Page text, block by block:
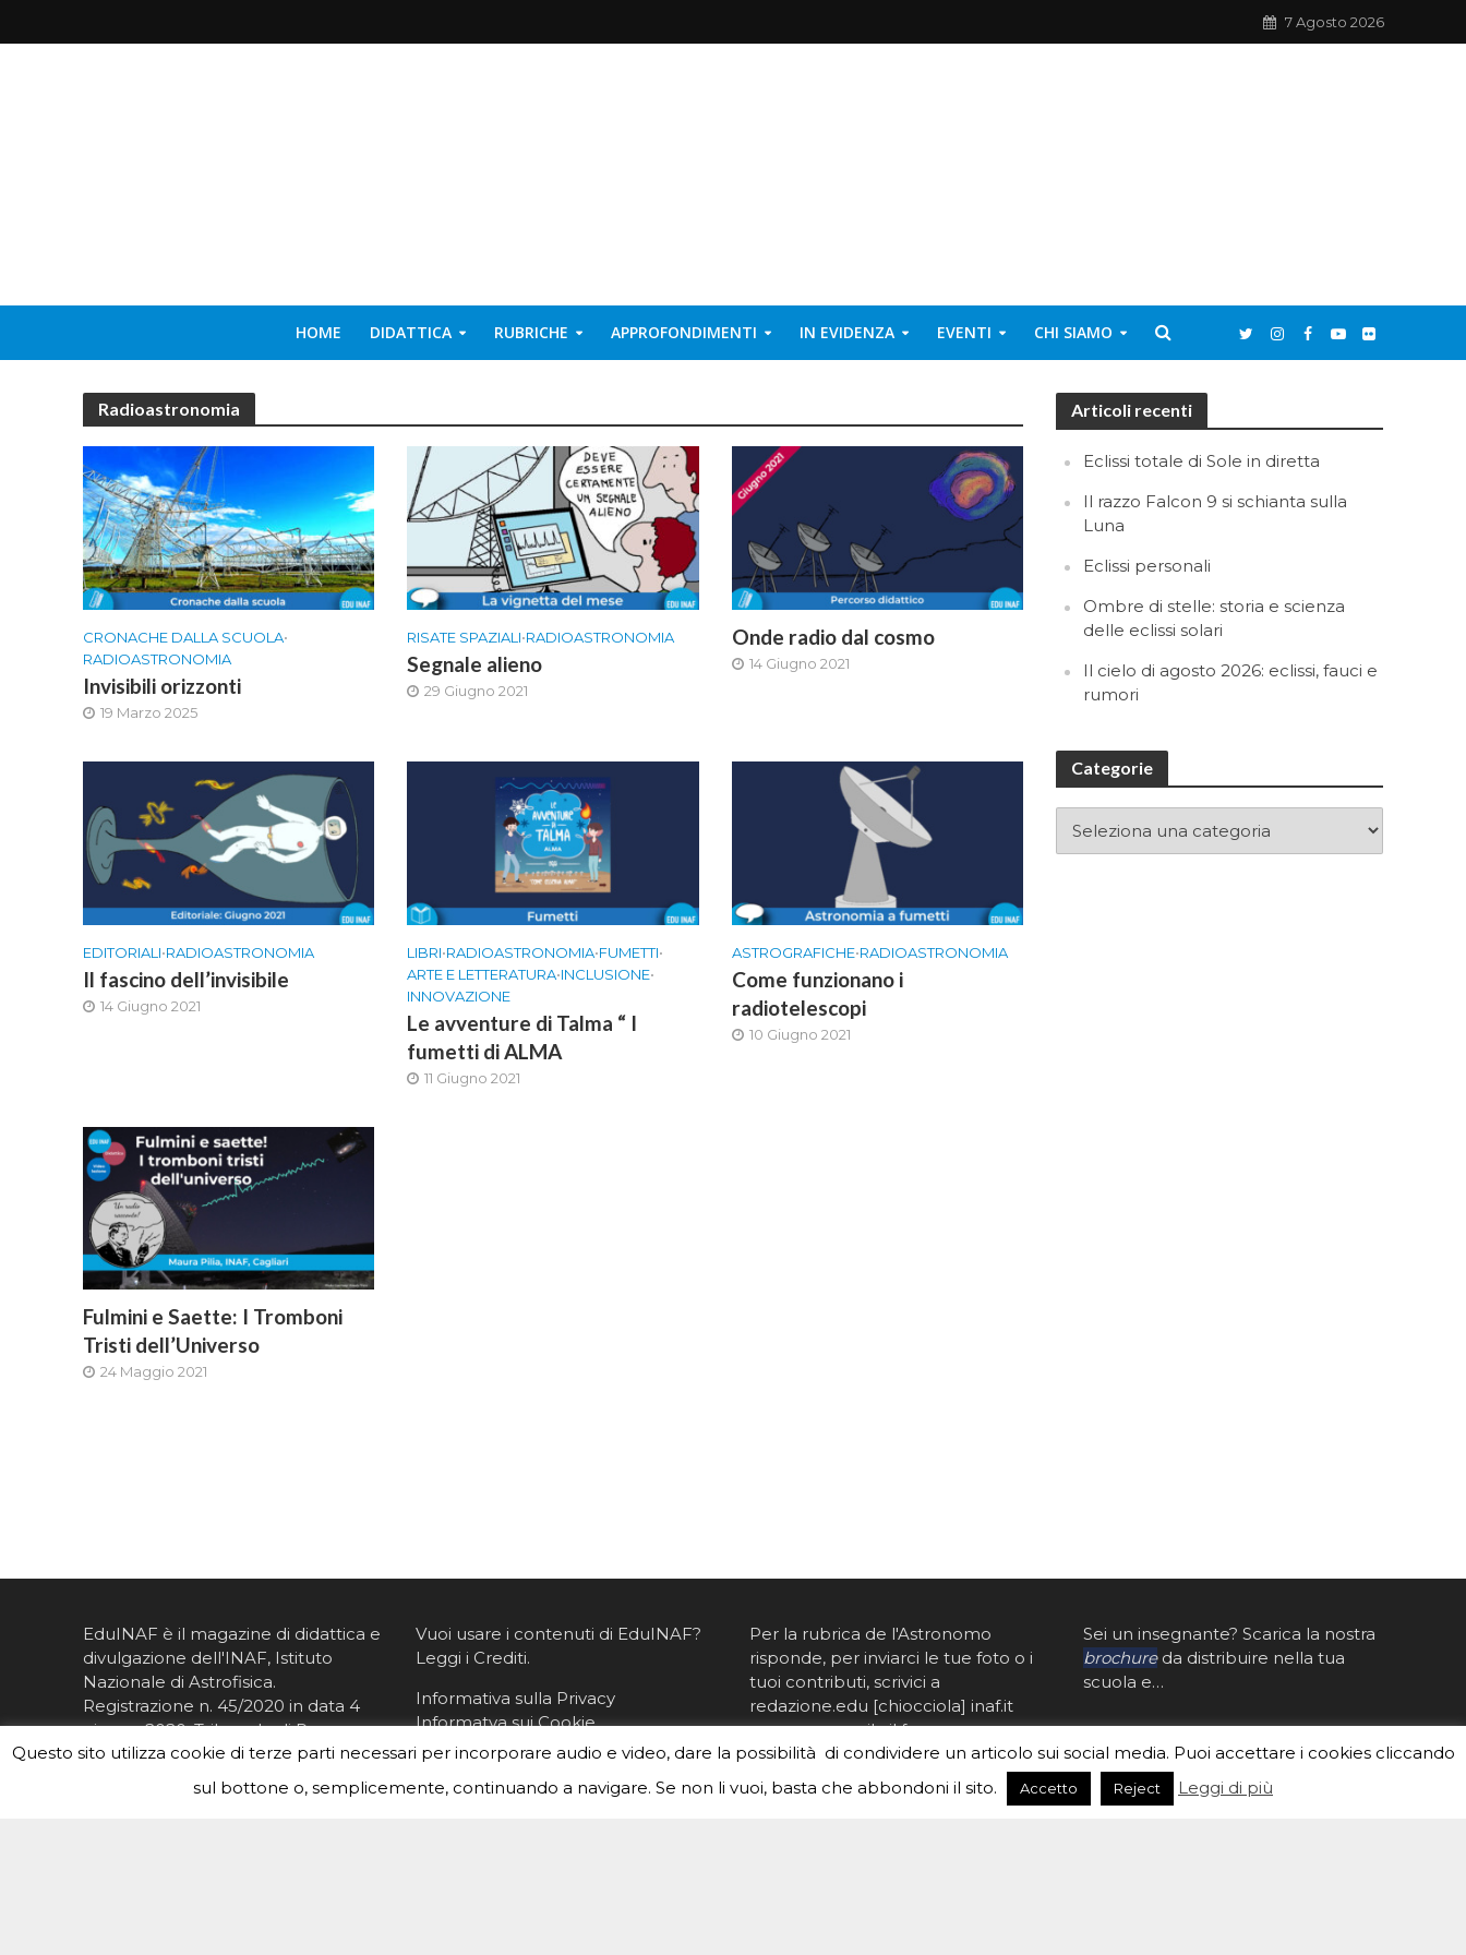
7 Agosto 2026
HOME DIDATTICA RUBRICHE APPROFONDIMENTI IN EVIDENZA EVENTI CHI SIAMO
Radioastronomia
CRONACHE DALLA SCUOLA•
RADIOASTRONOMIA
Invisibili orizzonti
19 Marzo 2025
RISATE SPAZIALI•RADIOASTRONOMIA
Segnale alieno
29 Giugno 2021
Onde radio dal cosmo
14 Giugno 2021
EDITORIALI•RADIOASTRONOMIA
Il fascino dell’invisibile
14 Giugno 2021
LIBRI•RADIOASTRONOMIA•FUMETTI•
ARTE E LETTERATURA•INCLUSIONE•
INNOVAZIONE
Le avventure di Talma “ I
fumetti di ALMA
11 Giugno 2021
ASTROGRAFICHE•RADIOASTRONOMIA
Come funzionano i
radiotelescopi
10 Giugno 2021
Fulmini e Saette: I Tromboni
Tristi dell’Universo
24 Maggio 2021
Articoli recenti
Eclissi totale di Sole in diretta
Il razzo Falcon 9 si schianta sulla
Luna
Eclissi personali
Ombre di stelle: storia e scienza
delle eclissi solari
Il cielo di agosto 2026: eclissi, fauci e
rumori
Categorie
EduINAF è il magazine di didattica e
divulgazione dell'INAF, Istituto
Nazionale di Astrofisica.
Registrazione n. 45/2020 in data 4
giugno 2020, Tribunale di Roma
Direttore responsabile: Livia
Vuoi usare i contenuti di EduINAF?
Leggi i Crediti.
Informativa sulla Privacy
Informatva sui Cookie
Per la rubrica de l'Astronomo
risponde, per inviarci le tue foto o i
tuoi contributi, scrivici a
redazione.edu [chiocciola] inaf.it
oppurecompila il form
Sei un insegnante? Scarica la nostra
brochureda distribuire nella tua
scuola e…
Questo sito utilizza cookie di terze parti necessari per incorporare audio e video, dare la possibilità di condividere un articolo sui social media. Puoi accettare i cookies cliccando
sul bottone o, semplicemente, continuando a navigare. Se non li vuoi, basta che abbondoni il sito.
Accetto Reject Leggi di più